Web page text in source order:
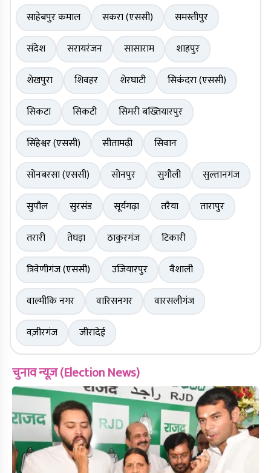
साहेबपुर कमाल
सकरा (एससी)
समस्तीपुर
संदेश
सरायरंजन सासाराम
शाहपुर
शेखपुरा
शिवहर शेरघाटी
सिकंदरा (एससी)
सिकटा
सिकटी
सिमरी बख्तियारपुर
सिंहेश्वर (एससी)
सीतामढ़ी
सिवान
सोनबरसा (एससी)
सोनपुर सुगौली
सुल्तानगंज
सुपौल
सुरसंड सूर्यगढ़ा तरैया
तारापुर
तरारी
तेघड़ा ठाकुरगंज
टिकारी
त्रिवेणीगंज (एससी)
उजियारपुर
वैशाली
वाल्मीकि नगर
वारिसनगर
वारसलीगंज
वज़ीरगंज
जीरादेई
चुनाव न्यूज़ (Election News)